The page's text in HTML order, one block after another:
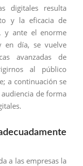
digitales resulta
y la eficacia de
y ante el enorme
en día, se vuelve
avanzadas de
al público
a continuación se
de forma
a las empresas la